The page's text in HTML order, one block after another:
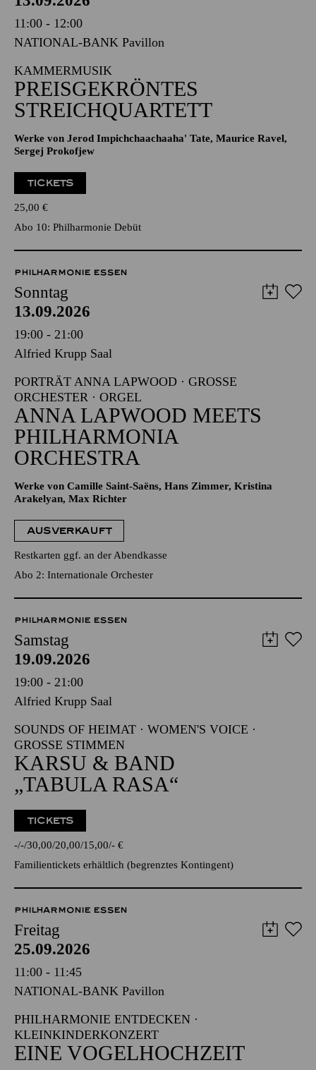
11:00 - 12:00
NATIONAL-BANK Pavillon
KAMMERMUSIK
PREISGEKRÖNTES
STREICHQUARTETT
Werke von Jerod Impichchaachaaha' Tate, Maurice Ravel,
Sergej Prokofjew
TICKETS
25,00 €
Abo 10: Philharmonie Debüt
PHILHARMONIE ESSEN
Sonntag
13.09.2026
19:00 - 21:00
Alfried Krupp Saal
PORTRÄT ANNA LAPWOOD · GROSSE O
RCHESTER · ORGEL
ANNA LAPWOOD MEETS
PHILHARMONIA
ORCHESTRA
Werke von Camille Saint-Saëns, Hans Zimmer, Kristina
Arakelyan, Max Richter
AUSVERKAUFT
Restkarten ggf. an der Abendkasse
Abo 2: Internationale Orchester
PHILHARMONIE ESSEN
Samstag
19.09.2026
19:00 - 21:00
Alfried Krupp Saal
SOUNDS OF HEIMAT · WOMEN'S VOICE ·
GROSSE STIMMEN
KARSU & BAND
„TABULA RASA“
TICKETS
- - 30,00 20,00 15,00 - €
Familientickets erhältlich (begrenztes Kontingent)
PHILHARMONIE ESSEN
Freitag
25.09.2026
11:00 - 11:45
NATIONAL-BANK Pavillon
PHILHARMONIE ENTDECKEN ·
KLEINKINDERKONZERT
EINE VOGELHOCHZEIT